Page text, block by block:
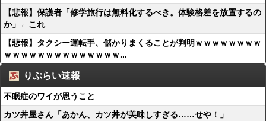
【悲報】保護者「修学旅行は無料化するべき。体験格差を放置するの
か」←これ
【悲報】タクシー運転手、儲かりまくることが判明ｗｗｗｗｗｗｗｗ
ｗｗｗｗｗｗｗｗｗｗｗｗｗｗ...
りぷらい速報
不眠症のワイが思うこと
カツ丼屋さん「あかん、カツ丼が美味しすぎる……せや！」